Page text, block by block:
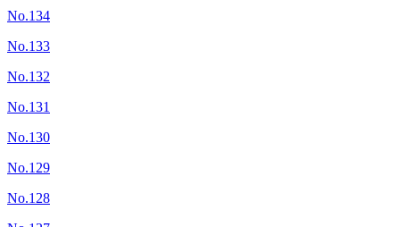
No.134
No.133
No.132
No.131
No.130
No.129
No.128